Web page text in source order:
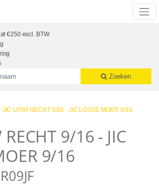
€250 excl. BTW
Zoeken
JIC UITW RECHT 9/16 - JIC LOSSE MOER 9/16
RECHT 9/16 - JIC
9/16